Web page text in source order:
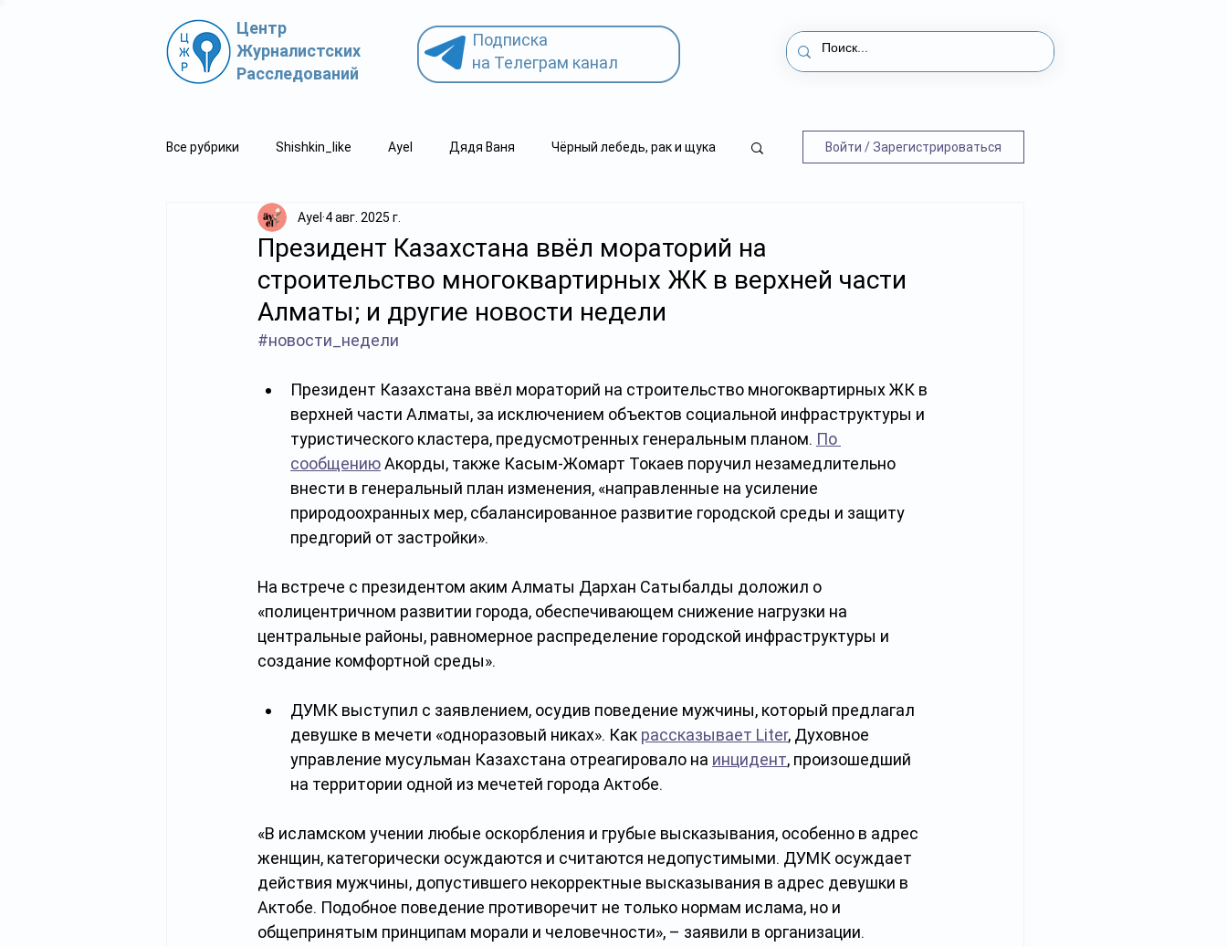
Центр
Журналистских
Расследований
Подписка
на Телеграм канал
Все рубрики Shishkin_like Ayel Дядя Ваня Чёрный лебедь, рак и щука
Политпросвет.kz Свидетель.kz
Войти / Зарегистрироваться
Президент Казахстана ввёл мораторий на
строительство многоквартирных ЖК в верхней части
Алматы; и другие новости недели
Ayel 4 авг. 2025 г.
#новости_недели
Президент Казахстана ввёл мораторий на строительство многоквартирных ЖК в
верхней части Алматы, за исключением объектов социальной инфраструктуры и
туристического кластера, предусмотренных генеральным планом. По
сообщению Акорды, также Касым-Жомарт Токаев поручил незамедлительно
внести в генеральный план изменения, «направленные на усиление
природоохранных мер, сбалансированное развитие городской среды и защиту
предгорий от застройки».
На встрече с президентом аким Алматы Дархан Сатыбалды доложил о
«полицентричном развитии города, обеспечивающем снижение нагрузки на
центральные районы, равномерное распределение городской инфраструктуры и
создание комфортной среды».
ДУМК выступил с заявлением, осудив поведение мужчины, который предлагал
девушке в мечети «одноразовый никах». Как рассказывает Liter, Духовное
управление мусульман Казахстана отреагировало на инцидент, произошедший
на территории одной из мечетей города Актобе.
«В исламском учении любые оскорбления и грубые высказывания, особенно в адрес
женщин, категорически осуждаются и считаются недопустимыми. ДУМК осуждает
действия мужчины, допустившего некорректные высказывания в адрес девушки в
Актобе. Подобное поведение противоречит не только нормам ислама, но и
общепринятым принципам морали и человечности», – заявили в организации.